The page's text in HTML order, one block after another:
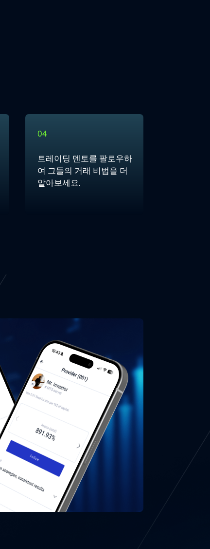
04
트레이딩 멘토를 팔로우하
여 그들의 거래 비법을 더
알아보세요.